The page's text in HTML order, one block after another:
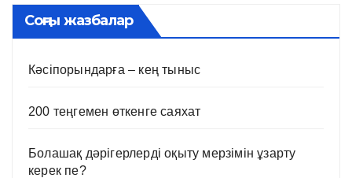
Соңғы жазбалар
Кәсіпорындарға – кең тыныс
200 теңгемен өткенге саяхат
Болашақ дәрігерлерді оқыту мерзімін ұзарту
керек пе?